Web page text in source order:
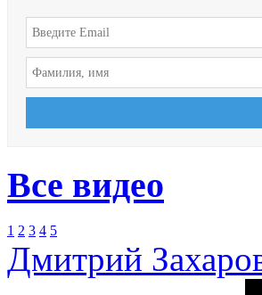
Все видео
1 2 3 4 5
Дмитрий